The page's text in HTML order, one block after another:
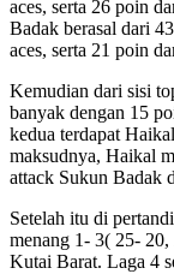
aces, serta 26 poin
Badak berasal dari
aces, serta 21 poin
Kemudian dari sisi
banyak dengan 15
kedua terdapat
maksudnya, Haikal
attack Sukun Badak
Setelah itu di
menang 1- 3( 25-
Kutai Barat. Laga 4